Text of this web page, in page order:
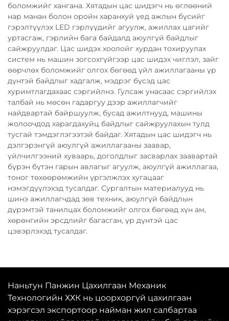
боломжийг хангана. Хятадын цас шидэгч нь өглөөний
нар манан болон оройн харанхуй үед ажлын бүсийг
гэрэлтүүлэх LED гэрлүүдийг агуулж, ажиллах цагийг
уртасгаж, гэрлийн бага байдалд аюулгүй байдлыг
сайжруулдаг. Цас шидэх хоолойг хурдан тохируулах
систем нь машин зогсохгүйгээр цас шидэх чиглэл, зайг
өөрчлөх боломжийг олгох бөгөөд үйл ажиллагааны үр
дүнтэй байдлыг хадгалж, мэдрэг бүсэд цас
хуримтлагдахаас сэргийлнэ. Гулсаж унасаас сэргийлэх
талбай нь мөсөн гадаргуу дээр ажиллагчийг
найдвартай байршуулж, бусад ажилтнууд, машины
жолоочдод харагдахуйц байдлыг сайжруулахын тулд
тусгай тэмдэглэгээтэй байдаг. Хятадын цас шидэгч нь
дэлгэрэнгүй аюулгүй ажиллагааны заавар,
үйлчилгээний хуваарь, доголдлыг засварлах заавартай
бүрэн бүтэн гарын авлагыг агуулж, аюулгүй ажиллагаа,
тоног төхөөрөмжийн үргэлжлэх хугацааг
нэмэгдүүлэхэд тусалдаг. Сургалтын материалууд нь
шинэ ажиллагчдад зөв техник, аюулгүй байдлын
дүрэмтэй танилцах боломжийг олгох бөгөөд хүн ам,
хөрөнгийн эрсдлийг багасган, үр дүнтэй цас
цэвэрлэхэд тусалдаг.
Наньтун Панжин Цахилгаан Механик
Технологийн ХХК нь цоорхоргүй цахилгаан
хэрэгсэл экспортоор найман жил салбартаа